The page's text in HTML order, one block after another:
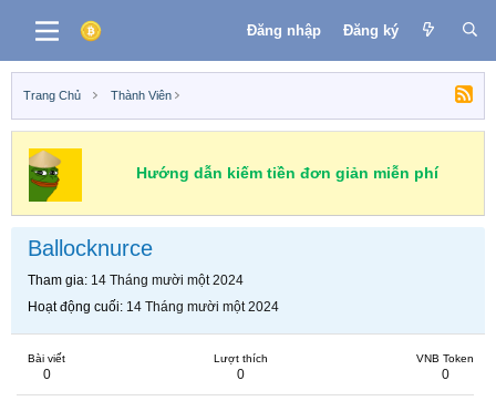
Đăng nhập Đăng ký
Trang Chủ Thành Viên
Hướng dẫn kiếm tiền đơn giản miễn phí
Ballocknurce
Tham gia 14 Tháng mười một 2024
Hoạt động cuối 14 Tháng mười một 2024
Bài viết
0
Lượt thích
0
VNB Token
0